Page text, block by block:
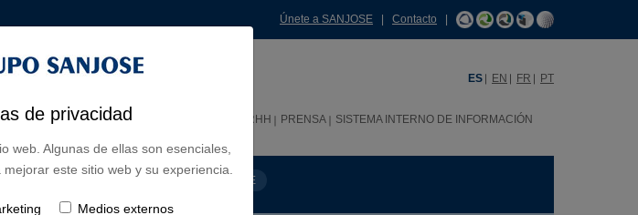
de privacidad
web. Algunas de ellas son esenciales,
este sitio web y su experiencia.
Medios externos
Únete a SANJOSE Contacto
ES EN FR PT
E INVERSORES INNOVACIÓN RRHH PRENSA SISTEMA INTERNO DE INFORMACIÓN
TIPOLOGÍA DE OBRA POR NOMBRE